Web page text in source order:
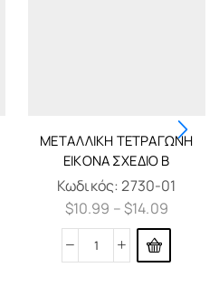
ΜΕΤΑΛΛΙΚΉ ΤΕΤΡΆΓΩΝΗ
ΕΙΚΌΝΑ ΣΧΈΔΙΟ Β
Κωδικός:2730-01
$10.99 –$14.09